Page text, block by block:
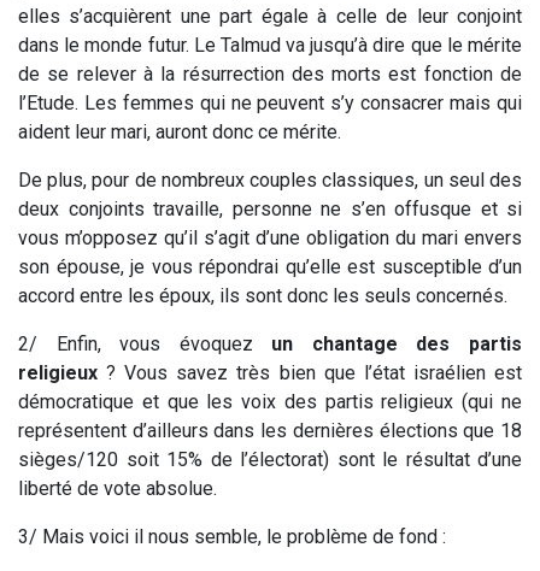
elles s’acquièrent une part égale à celle de leur conjoint
dans le monde futur. Le Talmud va jusqu’à dire que le mérite
de se relever à la résurrection des morts est fonction de
l’Etude. Les femmes qui ne peuvent s’y consacrer mais qui
aident leur mari, auront donc ce mérite.
De plus, pour de nombreux couples classiques, un seul des
deux conjoints travaille, personne ne s’en offusque et si
vous m’opposez qu’il s’agit d’une obligation du mari envers
son épouse, je vous répondrai qu’elle est susceptible d’un
accord entre les époux, ils sont donc les seuls concernés.
2/ Enfin, vous évoquez un chantage des partis
religieux ? Vous savez très bien que l’état israélien est
démocratique et que les voix des partis religieux (qui ne
représentent d’ailleurs dans les dernières élections que 18
sièges/120 soit 15% de l’électorat) sont le résultat d’une
liberté de vote absolue.
3/ Mais voici il nous semble, le problème de fond :